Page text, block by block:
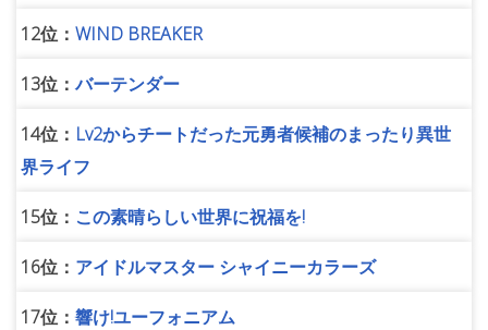
12位： WIND BREAKER
13位：バーテンダー
14位： Lv2からチートだった元勇者候補のまったり異世
界ライフ
15位： この素晴らしい世界に祝福を!
16位： アイドルマスター シャイニーカラーズ
17位：響け!ユーフォニアム